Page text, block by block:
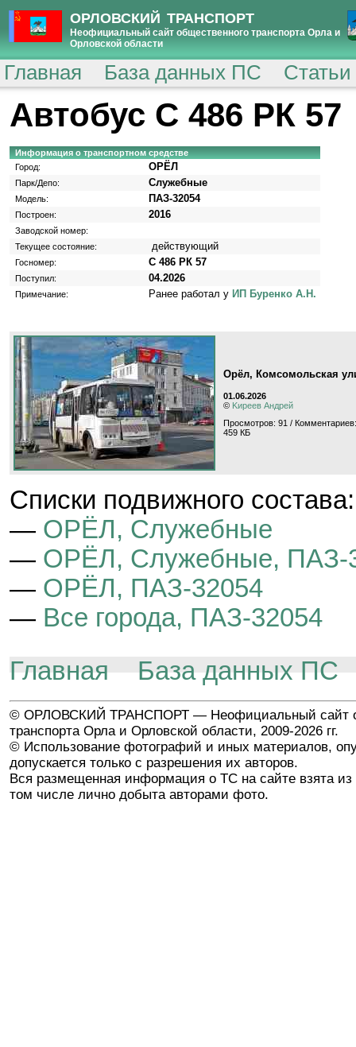
ОРЛОВСКИЙ ТРАНСПОРТ
Неофициальный сайт общественного транспорта Орла и
Орловской области
Главная База данных ПС
Автобус С 486 РК 57
Информация о транспортном средстве
Город:
ОРЁЛ
Парк/Депо: Служебные
Модель: ПАЗ-32054
Построен: 2016
Заводской номер:
Текущее состояние:
действующий
Госномер: С 486 РК 57
Поступил: 04.2026
Примечание: Ранее работал у ИП Буренко А.Н.
Орёл, Комсомольская
01.06.2026
© Kиpeeв Aндpeй
Просмотров: 91 /
459 КБ
Cписки подвижного состава:
— ОРЁЛ, Служебные
— ОРЁЛ, Служебные, ПАЗ-
— ОРЁЛ, ПАЗ-32054
— Все города, ПАЗ-32054
Главная
База данных ПС
© ОРЛОВСКИЙ ТРАНСПОРТ — Неофициальный сайт
транспорта Орла и Орловской области, 2009-2026 гг.
© Использование фотографий и иных материалов,
допускается только с разрешения их авторов.
Вся размещенная информация о ТС на сайте взята из
том числе лично добыта авторами фото.